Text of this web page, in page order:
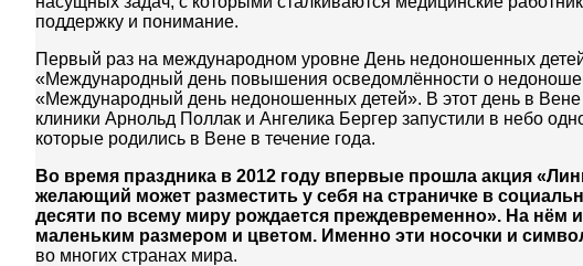
поддержку и понимание.
Первый раз на международном уровне День недоношенных
«Международный день повышения осведомлённости о
«Международный день недоношенных детей». В этот день в
клиники Арнольд Поллак и Ангелика Бергер запустили в небо
которые родились в Вене в течение года.
Во время праздника в 2012 году впервые прошла акция
желающий может разместить у себя на страничке в
десяти по всему миру рождается преждевременно». На нём
маленьким размером и цветом. Именно эти носочки и
во многих странах мира.